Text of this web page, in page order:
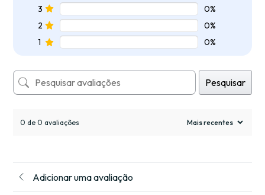
3
0%
2
0%
1
0%
Pesquisar
0 de 0 avaliações
Adicionar uma avaliação